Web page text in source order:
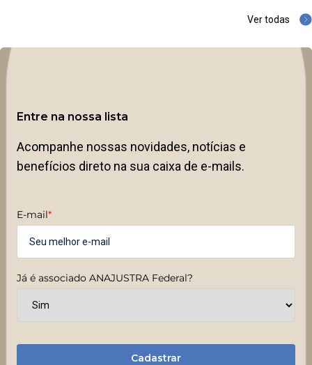
Ver todas
Entre na nossa lista
Acompanhe nossas novidades, notícias e
benefícios direto na sua caixa de e-mails.
E-mail*
Já é associado ANAJUSTRA Federal?
Cadastrar